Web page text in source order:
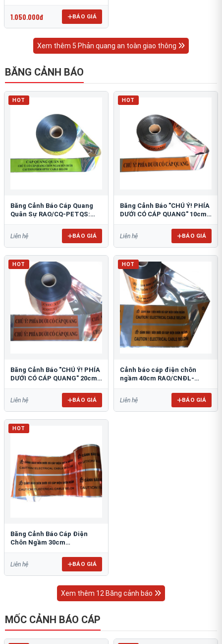
1.050.000đ BÁO GIÁ
Xem thêm 5 Phản quang an toàn giao thông
BĂNG CẢNH BÁO
HOT
Băng Cảnh Báo Cáp Quang
Quân Sự RAO/CQ-PETQS:
Liên hệ BÁO GIÁ
HOT
Băng Cảnh Báo "CHÚ Ý! PHÍA
DƯỚI CÓ CÁP QUANG" 10cm:
Liên hệ BÁO GIÁ
HOT
Băng Cảnh Báo "CHÚ Ý! PHÍA
DƯỚI CÓ CÁP QUANG" 20cm
Liên hệ BÁO GIÁ
HOT
Cảnh báo cáp điện chôn
ngầm 40cm RAO/CNĐL-
Liên hệ BÁO GIÁ
HOT
Băng Cảnh Báo Cáp Điện
Chôn Ngầm 30cm
Liên hệ BÁO GIÁ
Xem thêm 12 Băng cảnh báo
MỐC CẢNH BÁO CÁP